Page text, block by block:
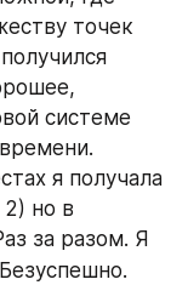
точек
системе
я получала
но в
за разом. Я